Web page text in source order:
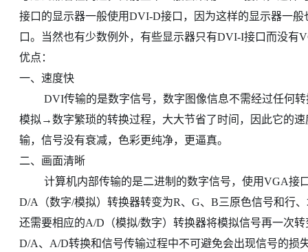
接口的显示器一般使用DVI-D接口，因为这样的显示器一
口。当然也有少数例外，有些显示器只有DVI-I接口而没
优点：
一、速度快
模拟→数字繁琐的转换过程，大大节省了时间，因此它的
输，信号没有衰减，色彩更纯净，更逼真。
二、画面清晰
D/A（数字/模拟）转换器转变为R、G、B三原色信号和行
还需要相应的A/D（模拟/数字）转换器将模拟信号再一次
D/A、A/D转换和信号传输过程中不可避免会出现信号的损